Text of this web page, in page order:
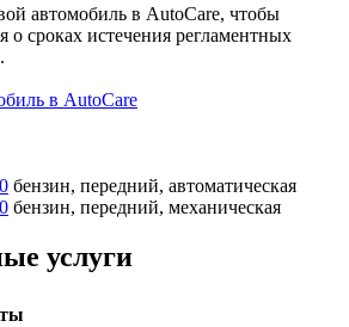
автомобиль в AutoCare, чтобы
о сроках истечения регламентных
в AutoCare
бензин, передний, автоматическая
бензин, передний, механическая
услуги